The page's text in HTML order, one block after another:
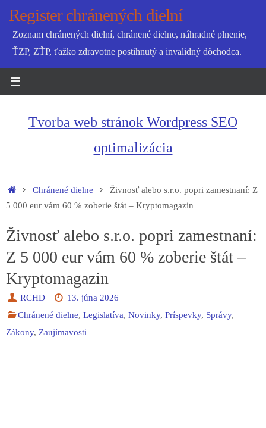
SkipRegister chránených dielní
Zoznam chránených dielní, chránené dielne, náhradné plnenie,
ŤZP, ZŤP, ťažko zdravotne postihnutý a invalidný dôchodca.
Tvorba web stránok Wordpress SEO
optimalizácia
HomeChránené dielne
Živnosť alebo s.r.o. popri zamestnaní: Z
5 000 eur vám 60 % zoberie štát – Kryptomagazin
Živnosť alebo s.r.o. popri zamestnaní:
Z 5 000 eur vám 60 % zoberie štát –
Kryptomagazin
RCHD
13. júna 2026
Chránené dielne,Legislatíva,Novinky,Príspevky, Správy,
Zákony, Zaujímavosti